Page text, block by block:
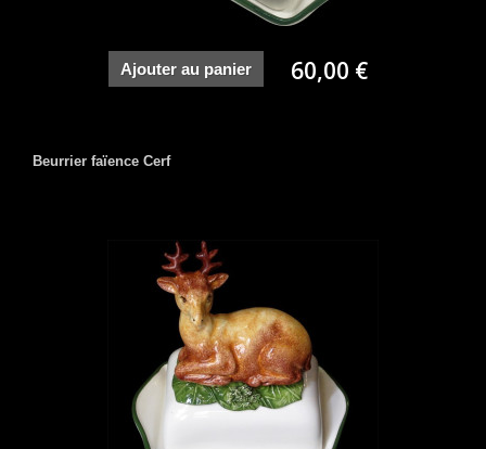
Ajouter au panier 60,00 €
Beurrier faïence Cerf